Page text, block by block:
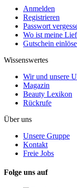
Anmelden
Registrieren
Passwort
Wo ist meine
Gutschein
Wissenswertes
Wir und unsere
Magazin
Beauty Lexikon
Rückrufe
Über uns
Unsere Gruppe
Kontakt
Freie Jobs
Folge uns auf